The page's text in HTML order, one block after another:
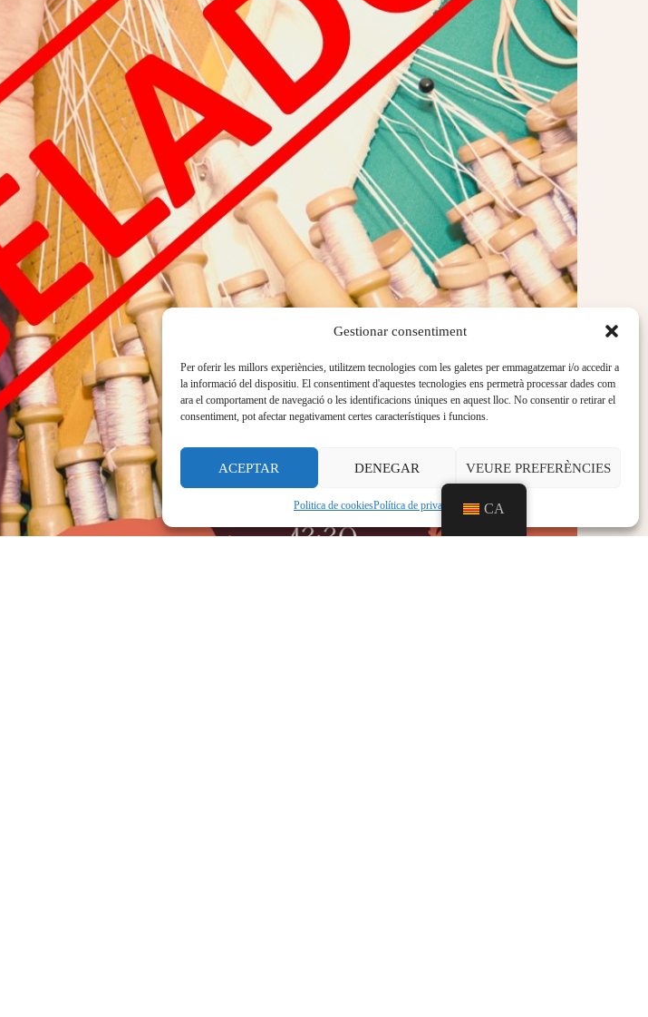
Gestionar consentiment
Per oferir les millors experiències, utilitzem tecnologies com les galetes per emmagatzemar i/o accedir a
la informació del dispositiu. El consentiment d'aquestes tecnologies ens permetrà processar dades com
ara el comportament de navegació o les identificacions úniques en aquest lloc. No consentir o retirar el
consentiment, pot afectar negativament certes característiques i funcions.
ACEPTAR DENEGAR VEURE PREFERÈNCIES
Politica de cookiesPolítica de privacitat Aviso legal
CA